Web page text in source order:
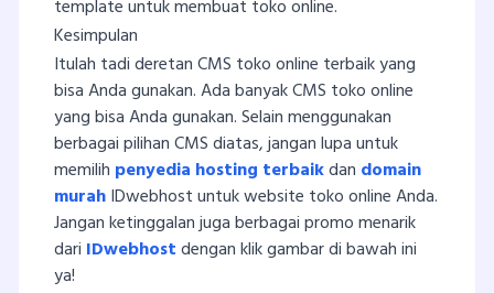
template untuk membuat toko online.
Kesimpulan
Itulah tadi deretan CMS toko online terbaik yang
bisa Anda gunakan. Ada banyak CMS toko online
yang bisa Anda gunakan. Selain menggunakan
berbagai pilihan CMS diatas, jangan lupa untuk
memilih penyedia hosting terbaikdan domain
murahIDwebhost untuk website toko online Anda.
Jangan ketinggalan juga berbagai promo menarik
dari IDwebhostdengan klik gambar di bawah ini
ya!